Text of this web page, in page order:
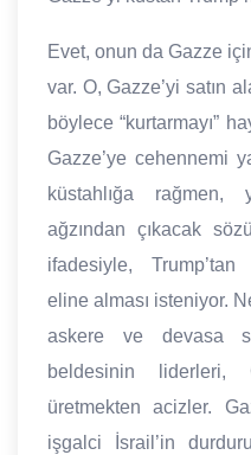
Evet, onun da Gazze
var. O, Gazze’yi satın
böylece “kurtarmayı”
Gazze’ye cehennemi
küstahlığa rağmen,
ağzından çıkacak
ifadesiyle, Trump’tan
eline alması isteniyor.
askere ve devasa
beldesinin
üretmekten acizler.
işgalci İsrail’in